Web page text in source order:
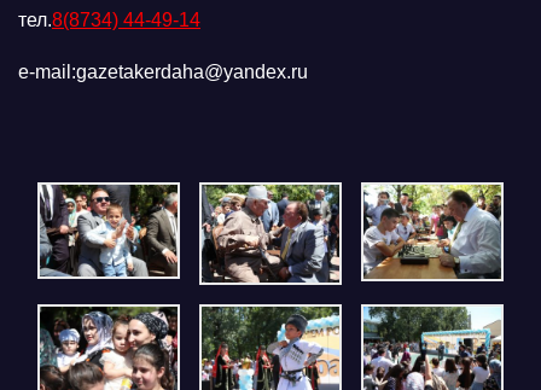
тел.8(8734) 44-49-14
e-mail:gazetakerdaha@yandex.ru